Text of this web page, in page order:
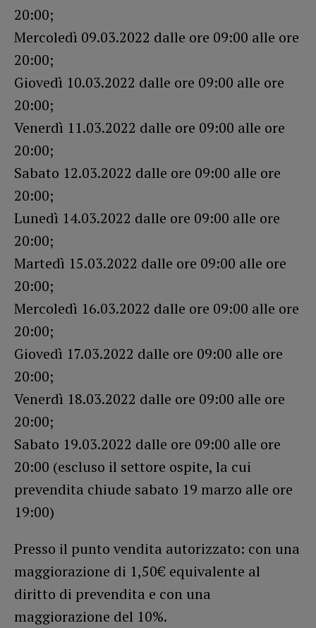
20:00;
Mercoledì 09.03.2022 dalle ore 09:00 alle ore
20:00;
Giovedì 10.03.2022 dalle ore 09:00 alle ore
20:00;
Venerdì 11.03.2022 dalle ore 09:00 alle ore
20:00;
Sabato 12.03.2022 dalle ore 09:00 alle ore
20:00;
Lunedì 14.03.2022 dalle ore 09:00 alle ore
20:00;
Martedì 15.03.2022 dalle ore 09:00 alle ore
20:00;
Mercoledì 16.03.2022 dalle ore 09:00 alle ore
20:00;
Giovedì 17.03.2022 dalle ore 09:00 alle ore
20:00;
Venerdì 18.03.2022 dalle ore 09:00 alle ore
20:00;
Sabato 19.03.2022 dalle ore 09:00 alle ore
20:00 (escluso il settore ospite, la cui
prevendita chiude sabato 19 marzo alle ore
19:00)
Presso il punto vendita autorizzato: con una
maggiorazione di 1,50€ equivalente al
diritto di prevendita e con una
maggiorazione del 10%.